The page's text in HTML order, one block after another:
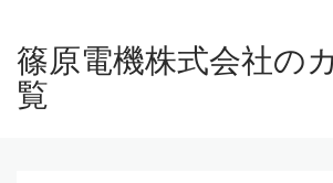
篠原電機株式会社の
覧